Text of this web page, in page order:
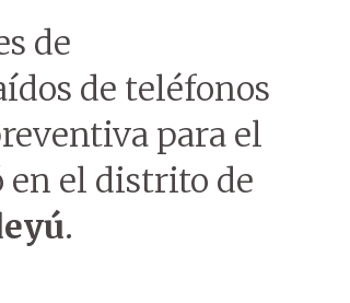
de
de teléfonos
para el
en el distrito de
.